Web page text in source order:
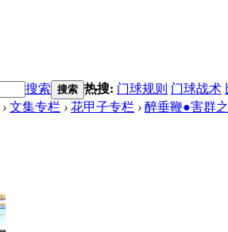
搜索 搜索 热搜: 门球规则 门球战术
› 文集专栏 › 花甲子专栏 › 醉垂鞭●害群